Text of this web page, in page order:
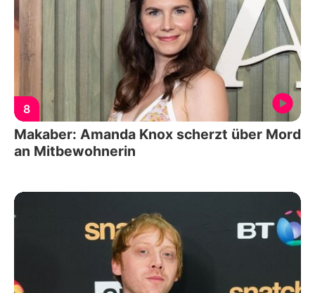
8
Makaber: Amanda Knox scherzt über Mord
an Mitbewohnerin